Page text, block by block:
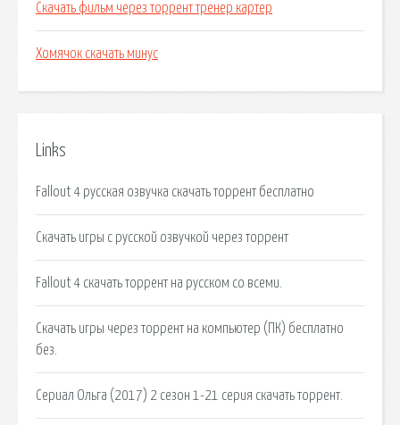
Скачать фильм через торрент тренер картер
Хомячок скачать минус
Links
Fallout 4 русская озвучка скачать торрент бесплатно
Скачать игры с русской озвучкой через торрент
Fallout 4 скачать торрент на русском со всеми.
Скачать игры через торрент на компьютер (ПК) бесплатно
без.
Сериал Ольга (2017) 2 сезон 1-21 серия скачать торрент.